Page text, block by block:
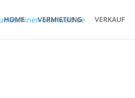
HOME VERMIETUNG VERKAUF